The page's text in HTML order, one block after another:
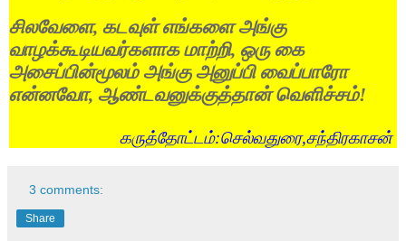
சிலவேளை, கடவுள் எங்களை அங்கு
வாழக்கூடியவர்களாக மாற்றி, ஒரு கை
அசைப்பின்மூலம் அங்கு அனுப்பி வைப்பாரோ
என்னவோ, ஆண்டவனுக்குத்தான் வெளிச்சம்!
கருத்தோட்டம்:செல்வதுரை,சந்திரகாசன்
3 comments:
Share